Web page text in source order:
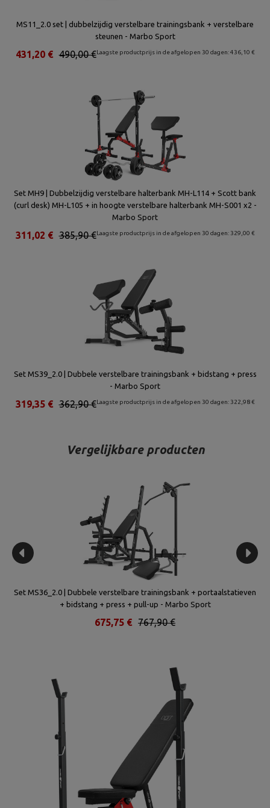
MS11_2.0 set | dubbelzijdig verstelbare trainingsbank + verstelbare
steunen - Marbo Sport
Laagste productprijs in de afgelopen 30 dagen: 436,10 €
490,00 €
431,20 €
Set MH9 | Dubbelzijdig verstelbare halterbank MH-L114 + Scott bank
(curl desk) MH-L105 + in hoogte verstelbare halterbank MH-S001 x2 -
Marbo Sport
Laagste productprijs in de afgelopen 30 dagen: 329,00 €
385,90 €
311,02 €
Set MS39_2.0 | Dubbele verstelbare trainingsbank + bidstang + press
- Marbo Sport
Laagste productprijs in de afgelopen 30 dagen: 322,98 €
362,90 €
319,35 €
Vergelijkbare producten
Set MS36_2.0 | Dubbele verstelbare trainingsbank + portaalstatieven
+ bidstang + press + pull-up - Marbo Sport
767,90 €
675,75 €